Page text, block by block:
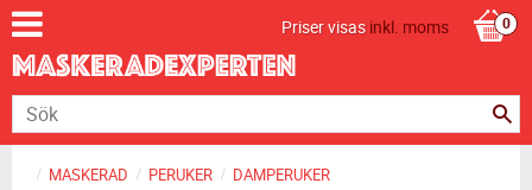
Priser visasinkl. moms
MASKERAD PERUKER DAMPERUKER